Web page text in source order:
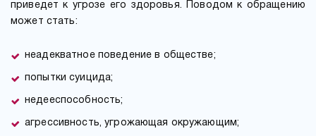
приведет к угрозе его здоровья. Поводом к обращению
может стать:
неадекватное поведение в обществе;
попытки суицида;
недееспособность;
агрессивность, угрожающая окружающим;